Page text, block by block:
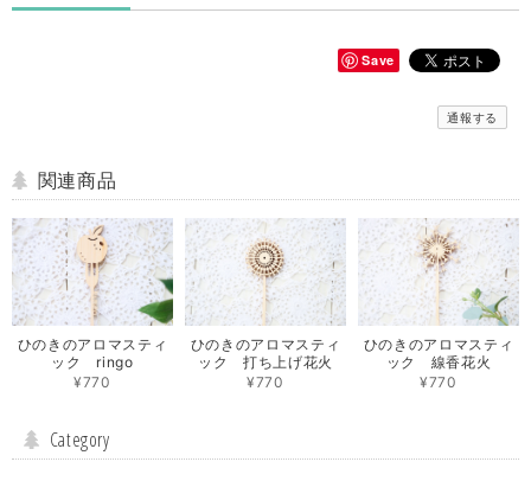
Save
通報する
関連商品
ひのきのアロマスティ
ック ringo
¥770
ひのきのアロマスティ
ック 打ち上げ花火
¥770
ひのきのアロマスティ
ック 線香花火
¥770
Category